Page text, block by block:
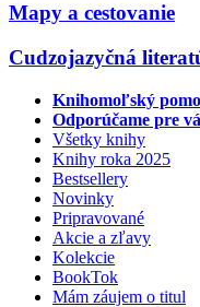
Mapy a cestovanie
Cudzojazyčná
Knihomoľský
Odporúčame pre
Všetky knihy
Knihy roka 2025
Bestsellery
Novinky
Pripravované
Akcie a zľavy
Kolekcie
BookTok
Mám záujem o titul